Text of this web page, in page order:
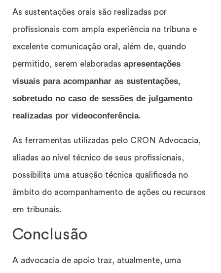
As sustentações orais são realizadas por
profissionais com ampla experiência na tribuna e
excelente comunicação oral, além de, quando
permitido, serem elaboradas apresentações
visuais para acompanhar as sustentações,
sobretudo no caso de sessões de julgamento
realizadas por videoconferência.
As ferramentas utilizadas pelo CRON Advocacia,
aliadas ao nível técnico de seus profissionais,
possibilita uma atuação técnica qualificada no
âmbito do acompanhamento de ações ou recursos
em tribunais.
Conclusão
A advocacia de apoio traz, atualmente, uma